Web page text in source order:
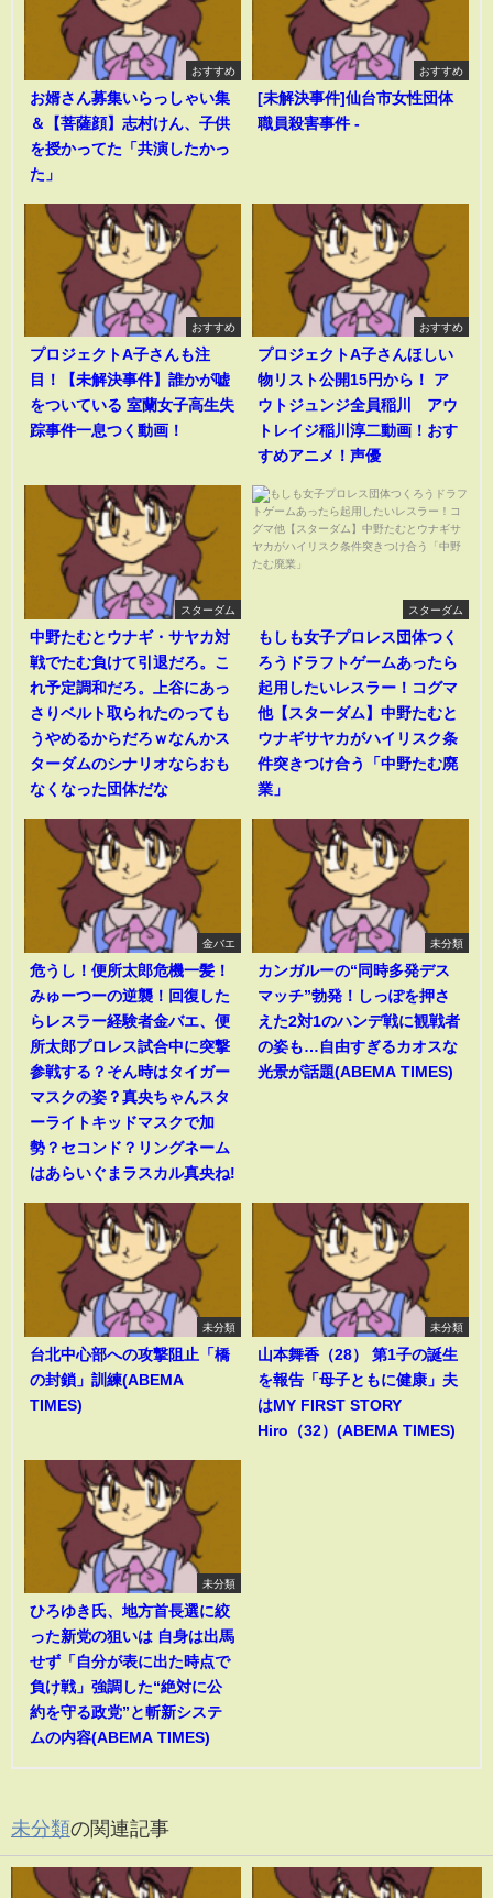
おすすめ
お婿さん募集いらっしゃい集
＆【菩薩顔】志村けん、子供
を授かってた「共演したかっ
た」
おすすめ
[未解決事件]仙台市女性団体
職員殺害事件 -
おすすめ
プロジェクトA子さんも注
目！【未解決事件】誰かが嘘
をついている 室蘭女子高生失
踪事件一息つく動画！
おすすめ
プロジェクトA子さんほしい
物リスト公開15円から！ ア
ウトジュンジ全員稲川 アウ
トレイジ稲川淳二動画！おす
すめアニメ！声優
スターダム
中野たむとウナギ・サヤカ対
戦でたむ負けて引退だろ。こ
れ予定調和だろ。上谷にあっ
さりベルト取られたのっても
うやめるからだろｗなんかス
ターダムのシナリオならおも
なくなった団体だな
スターダム
もしも女子プロレス団体つく
ろうドラフトゲームあったら
起用したいレスラー！コグマ
他【スターダム】中野たむと
ウナギサヤカがハイリスク条
件突きつけ合う「中野たむ廃
業」
金バエ
危うし！便所太郎危機一髪！
みゅーつーの逆襲！回復した
らレスラー経験者金バエ、便
所太郎プロレス試合中に突撃
参戦する？そん時はタイガー
マスクの姿？真央ちゃんスタ
ーライトキッドマスクで加
勢？セコンド？リングネーム
はあらいぐまラスカル真央ね!
未分類
カンガルーの“同時多発デス
マッチ”勃発！しっぽを押さ
えた2対1のハンデ戦に観戦者
の姿も…自由すぎるカオスな
光景が話題(ABEMA TIMES)
未分類
台北中心部への攻撃阻止「橋
の封鎖」訓練(ABEMA
TIMES)
未分類
山本舞香（28） 第1子の誕生
を報告「母子ともに健康」夫
はMY FIRST STORY
Hiro（32）(ABEMA TIMES)
未分類
ひろゆき氏、地方首長選に絞
った新党の狙いは 自身は出馬
せず「自分が表に出た時点で
負け戦」強調した“絶対に公
約を守る政党”と斬新システ
ムの内容(ABEMA TIMES)
未分類の関連記事